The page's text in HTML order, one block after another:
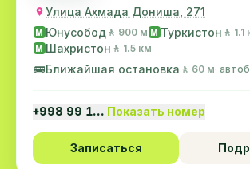
Улица Ахмада Дониша, 271
M Юнусобод 🚶 900 м M Туркистон 🚶 1.1
M Шахристон 🚶 1.5 км
🚌Ближайшая остановка 🚶 60 м·
+998 99 1… Показать номер
Записаться